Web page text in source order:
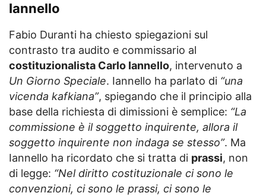
Iannello
Fabio Duranti ha chiesto spiegazioni sul
contrasto tra audito e commissario al
costituzionalista Carlo Iannello, intervenuto a
Un Giorno Speciale. Iannello ha parlato di “una
vicenda kafkiana”, spiegando che il principio alla
base della richiesta di dimissioni è semplice: “La
commissione è il soggetto inquirente, allora il
soggetto inquirente non indaga se stesso”. Ma
Iannello ha ricordato che si tratta di prassi, non
di legge: “Nel diritto costituzionale ci sono le
convenzioni, ci sono le prassi, ci sono le